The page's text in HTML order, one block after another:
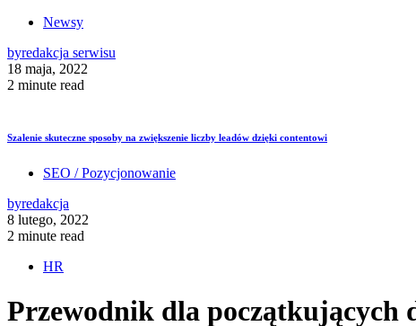
Newsy
byredakcja serwisu
18 maja, 2022
2 minute read
Szalenie skuteczne sposoby na zwiększenie liczby leadów dzięki contentowi
SEO / Pozycjonowanie
byredakcja
8 lutego, 2022
2 minute read
HR
Przewodnik dla początkujących